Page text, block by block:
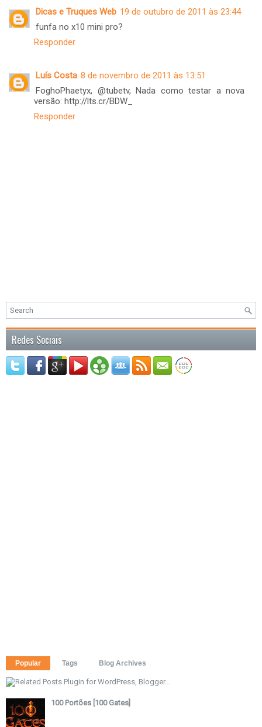
Dicas e Truques Web 19 de outubro de 2011 às 23:44
funfa no x10 mini pro?
Responder
Luís Costa 8 de novembro de 2011 às 13:51
FoghoPhaetyx, @tubetv, Nada como testar a nova
versão: http://lts.cr/BDW_
Responder
Redes Sociais
Popular Tags Blog Archives
100 Portões [100 Gates]